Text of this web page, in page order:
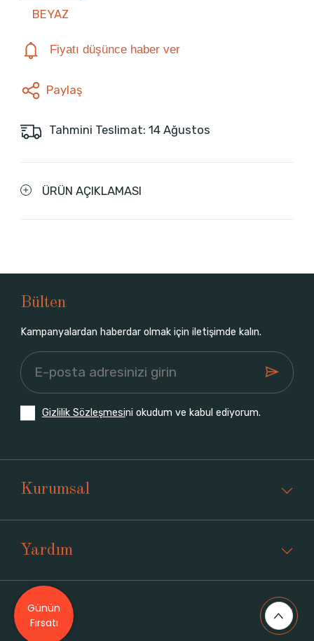
BEYAZ
Fiyatı düşünce haber ver
Paylaş
Tahmini Teslimat: 14 Ağustos
ÜRÜN AÇIKLAMASI
Bülten
Kampanyalardan haberdar olmak için iletişimde kalın.
Gizlilik Sözleşmesini okudum ve kabul ediyorum.
Kurumsal
Yardım
Üyelik
Günün
Fırsatı